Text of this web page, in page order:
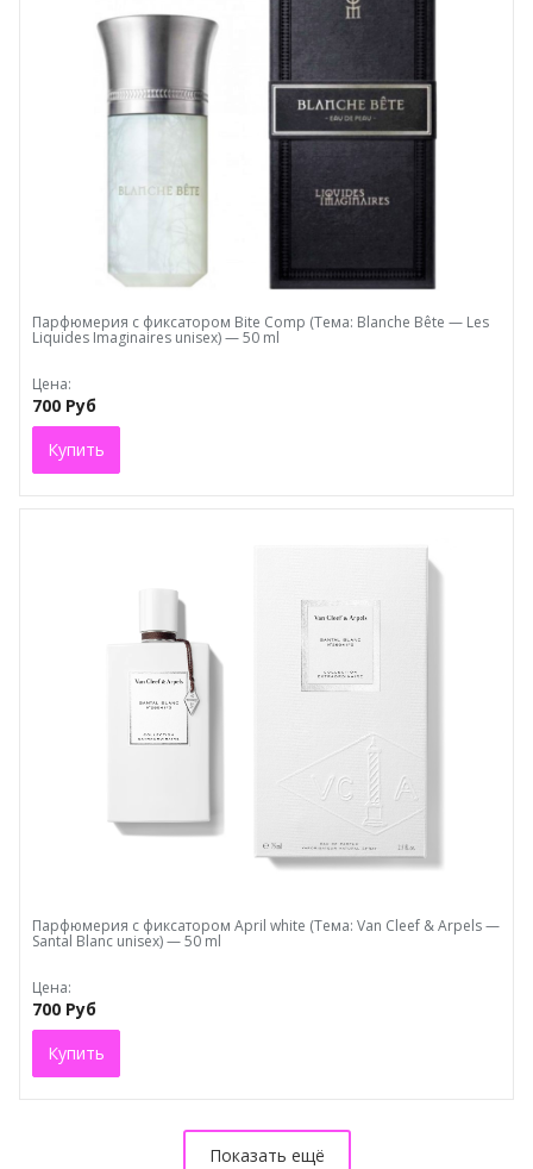
Парфюмерия с фиксатором Bite Comp (Тема: Blanche Bête — Les
Liquides Imaginaires unisex) — 50 ml
Цена:
700 Руб
Купить
Парфюмерия с фиксатором April white (Тема: Van Cleef & Arpels —
Santal Blanc unisex) — 50 ml
Цена:
700 Руб
Купить
Показать ещё